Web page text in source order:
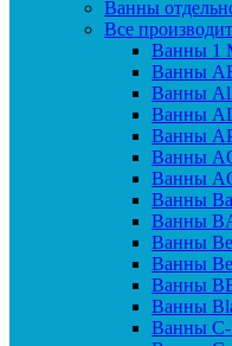
Ванны
Все
Ванны
Ванны
Ванны
Ванны
Ванны
Ванны
Ванны
Ванны
Ванны
Ванны
Ванны
Ванны
Ванны
Ванны C-